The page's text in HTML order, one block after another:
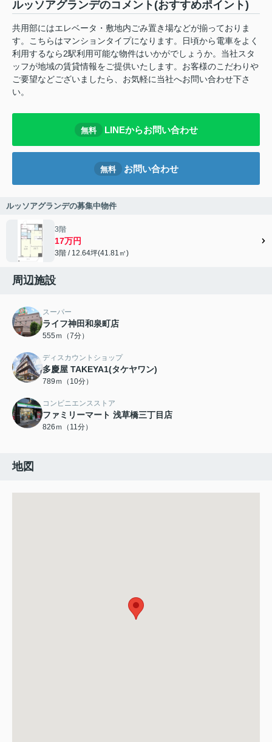
ルッソアグランデのコメント(おすすめポイント)
共用部にはエレベータ・敷地内ごみ置き場などが揃っておりま
す。こちらはマンションタイプになります。日頃から電車をよく
利用するなら2駅利用可能な物件はいかがでしょうか。当社スタ
ッフが地域の賃貸情報をご提供いたします。お客様のこだわりや
ご要望などございましたら、お気軽に当社へお問い合わせ下さ
い。
無料 LINEからお問い合わせ
無料 お問い合わせ
ルッソアグランデの募集中物件
3階
17万円
3階 / 12.64坪(41.81㎡)
周辺施設
スーパー
ライフ神田和泉町店
555ｍ（7分）
ディスカウントショップ
多慶屋 TAKEYA1(タケヤワン)
789ｍ（10分）
コンビニエンスストア
ファミリーマート 浅草橋三丁目店
826ｍ（11分）
地図